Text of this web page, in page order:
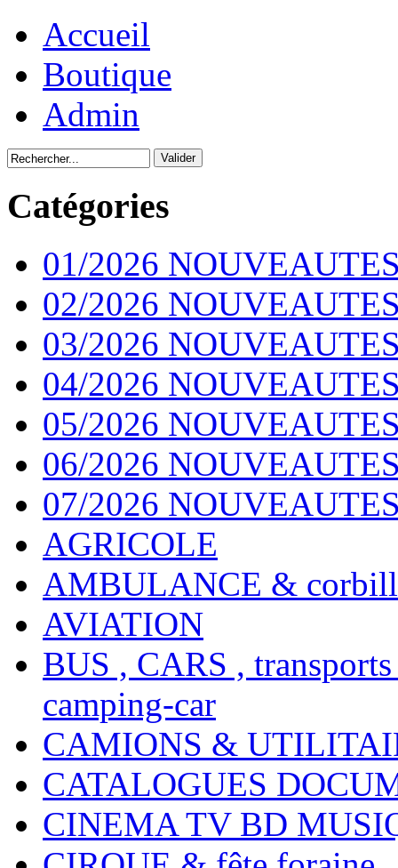
Accueil
Boutique
Admin
Catégories
01/2026
02/2026
03/2026
04/2026
05/2026
06/2026
07/2026
AGRICOLE
AMBULANCE &
AVIATION
BUS , CARS ,
camping-car
CAMIONS &
CATALOGUES
CINEMA TV BD